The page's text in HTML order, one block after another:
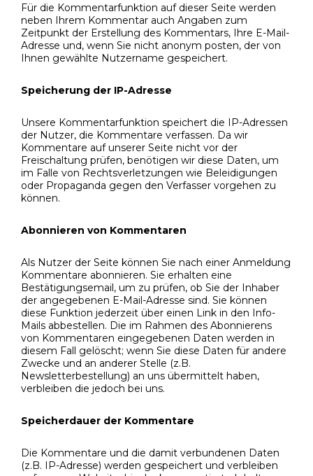
Für die Kommentarfunktion auf dieser Seite werden
neben Ihrem Kommentar auch Angaben zum
Zeitpunkt der Erstellung des Kommentars, Ihre E-Mail-
Adresse und, wenn Sie nicht anonym posten, der von
Ihnen gewählte Nutzername gespeichert.
Speicherung der IP-Adresse
Unsere Kommentarfunktion speichert die IP-Adressen
der Nutzer, die Kommentare verfassen. Da wir
Kommentare auf unserer Seite nicht vor der
Freischaltung prüfen, benötigen wir diese Daten, um
im Falle von Rechtsverletzungen wie Beleidigungen
oder Propaganda gegen den Verfasser vorgehen zu
können.
Abonnieren von Kommentaren
Als Nutzer der Seite können Sie nach einer Anmeldung
Kommentare abonnieren. Sie erhalten eine
Bestätigungsemail, um zu prüfen, ob Sie der Inhaber
der angegebenen E-Mail-Adresse sind. Sie können
diese Funktion jederzeit über einen Link in den Info-
Mails abbestellen. Die im Rahmen des Abonnierens
von Kommentaren eingegebenen Daten werden in
diesem Fall gelöscht; wenn Sie diese Daten für andere
Zwecke und an anderer Stelle (z.B.
Newsletterbestellung) an uns übermittelt haben,
verbleiben die jedoch bei uns.
Speicherdauer der Kommentare
Die Kommentare und die damit verbundenen Daten
(z.B. IP-Adresse) werden gespeichert und verbleiben